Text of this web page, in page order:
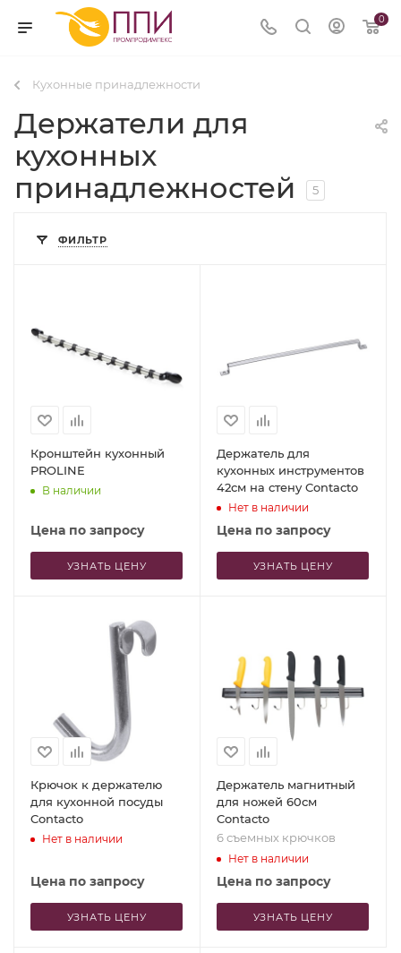
0
Кухонные принадлежности
Держатели для
кухонных
принадлежностей
5
ФИЛЬТР
Кронштейн кухонный
PROLINE
В наличии
Цена по запросу
УЗНАТЬ ЦЕНУ
Держатель для
кухонных инструментов
42см на стену Contacto
Нет в наличии
Цена по запросу
УЗНАТЬ ЦЕНУ
Крючок к держателю
для кухонной посуды
Contacto
Нет в наличии
Цена по запросу
УЗНАТЬ ЦЕНУ
Держатель магнитный
для ножей 60см
Contacto
6 съемных крючков
Нет в наличии
Цена по запросу
УЗНАТЬ ЦЕНУ